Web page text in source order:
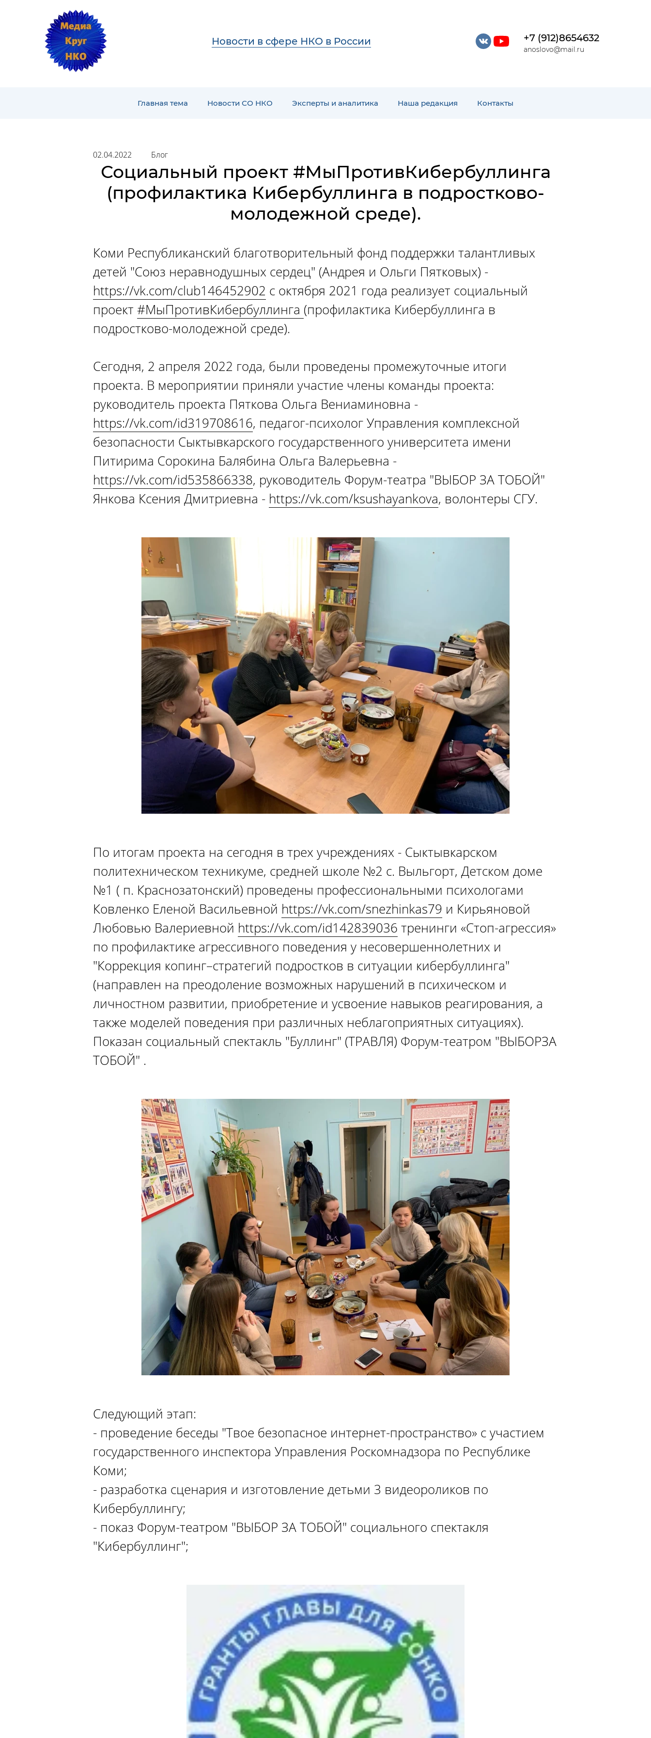
Новости в сфере НКО в России +7 (912)8654632
anoslovo@mail.ru
Главная тема Новости СО НКО Эксперты и аналитика Наша редакция Контакты
02.04.2022 Блог
Социальный проект #МыПротивКибербуллинга
(профилактика Кибербуллинга в подростково-
молодежной среде).
Коми Республиканский благотворительный фонд поддержки талантливых
детей "Союз неравнодушных сердец" (Андрея и Ольги Пятковых) -
https://vk.com/club146452902 с октября 2021 года реализует социальный
проект #МыПротивКибербуллинга (профилактика Кибербуллинга в
подростково-молодежной среде).
Сегодня, 2 апреля 2022 года, были проведены промежуточные итоги
проекта. В мероприятии приняли участие члены команды проекта:
руководитель проекта Пяткова Ольга Вениаминовна -
https://vk.com/id319708616, педагог-психолог Управления комплексной
безопасности Сыктывкарского государственного университета имени
Питирима Сорокина Балябина Ольга Валерьевна -
https://vk.com/id535866338, руководитель Форум-театра "ВЫБОР ЗА ТОБОЙ"
Янкова Ксения Дмитриевна - https://vk.com/ksushayankova, волонтеры СГУ.
По итогам проекта на сегодня в трех учреждениях - Сыктывкарском
политехническом техникуме, средней школе №2 с. Выльгорт, Детском доме
№1 ( п. Краснозатонский) проведены профессиональными психологами
Ковленко Еленой Васильевной https://vk.com/snezhinkas79 и Кирьяновой
Любовью Валериевной https://vk.com/id142839036 тренинги «Стоп-агрессия»
по профилактике агрессивного поведения у несовершеннолетних и
"Коррекция копинг–стратегий подростков в ситуации кибербуллинга"
(направлен на преодоление возможных нарушений в психическом и
личностном развитии, приобретение и усвоение навыков реагирования, а
также моделей поведения при различных неблагоприятных ситуациях).
Показан социальный спектакль "Буллинг" (ТРАВЛЯ) Форум-театром "ВЫБОРЗА
ТОБОЙ" .
Следующий этап:
- проведение беседы "Твое безопасное интернет-пространство» с участием
государственного инспектора Управления Роскомнадзора по Республике
Коми;
- разработка сценария и изготовление детьми 3 видеороликов по
Кибербуллингу;
- показ Форум-театром "ВЫБОР ЗА ТОБОЙ" социального спектакля
"Кибербуллинг";